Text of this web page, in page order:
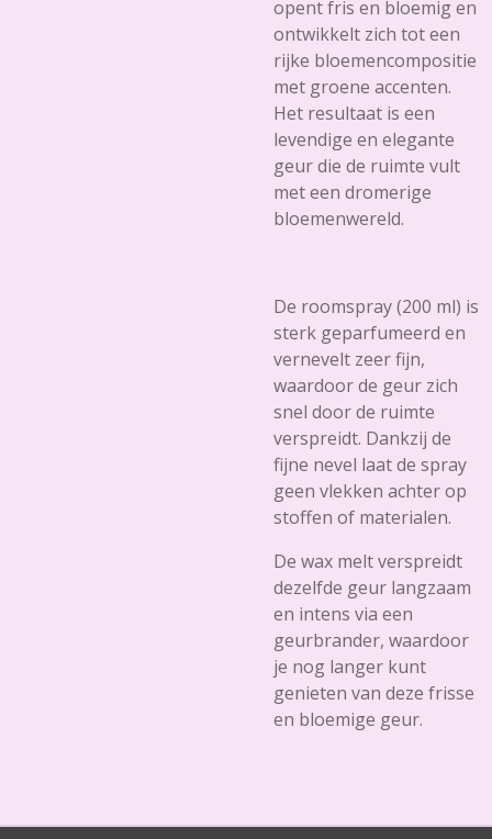
opent fris en bloemig en
ontwikkelt zich tot een
rijke bloemencompositie
met groene accenten.
Het resultaat is een
levendige en elegante
geur die de ruimte vult
met een dromerige
bloemenwereld.
De roomspray (200 ml) is
sterk geparfumeerd en
vernevelt zeer fijn,
waardoor de geur zich
snel door de ruimte
verspreidt. Dankzij de
fijne nevel laat de spray
geen vlekken achter op
stoffen of materialen.
De wax melt verspreidt
dezelfde geur langzaam
en intens via een
geurbrander, waardoor
je nog langer kunt
genieten van deze frisse
en bloemige geur.